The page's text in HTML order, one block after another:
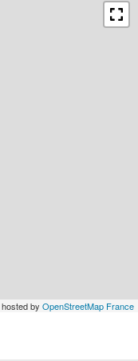
hosted by OpenStreetMap France